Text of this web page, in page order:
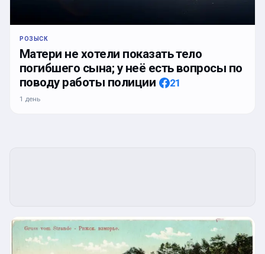
РОЗЫСК
Матери не хотели показать тело
погибшего сына; у неё есть вопросы по
поводу работы полиции
21
1 день